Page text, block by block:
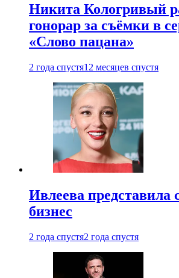
Никита Кологривый
гонорар за съёмки в
«Слово пацана»
2 года спустя12 месяцев спустя
Ивлеева представила
бизнес
2 года спустя2 года спустя